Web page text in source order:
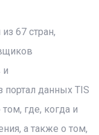
67 стран,
и
портал данных TIS
где, когда и
а также о том,